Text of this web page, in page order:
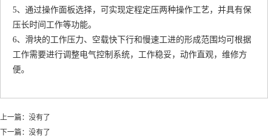
5、通过操作面板选择，可实现定程定压两种操作工艺，并具有保
压长时间工作等功能。
6、滑块的工作压力、空载快下行和慢速工进的形成范围均可根据
工作需要进行调整电气控制系统，工作稳妥，动作直观，维修方
便。
上一篇：没有了
下一篇：没有了